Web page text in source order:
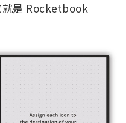
就是 Rocketbook